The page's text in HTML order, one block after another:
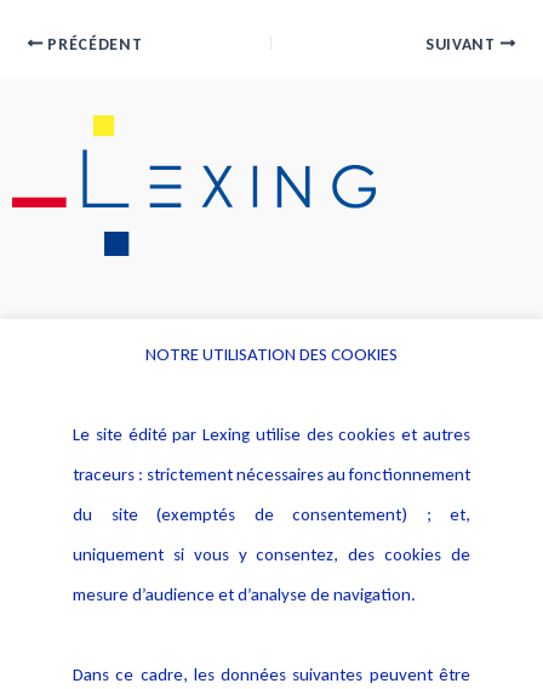
PRÉCÉDENT SUIVANT
Alerte professionnelle
Déclaration d'accessibilité
Notice Légale
Politique de protection des
données
Publications
NOTRE UTILISATION DES COOKIES
Le site édité par Lexing utilise des cookies et autres
traceurs : strictement nécessaires au fonctionnement
du site (exemptés de consentement) ; et,
uniquement si vous y consentez, des cookies de
mesure d’audience et d’analyse de navigation.
Dans ce cadre, les données suivantes peuvent être